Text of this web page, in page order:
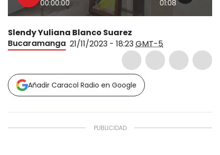
00:00:00 01:08
Slendy Yuliana Blanco Suarez
Bucaramanga 21/11/2023 - 18:23GMT-5
Añadir Caracol Radio en Google